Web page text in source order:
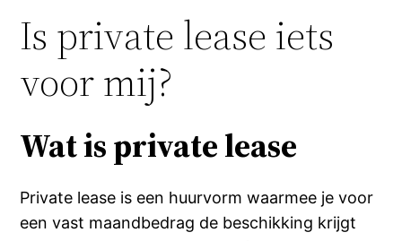
Is private lease iets
voor mij?
Wat is private lease
Private lease is een huurvorm waarmee je voor
een vast maandbedrag de beschikking krijgt